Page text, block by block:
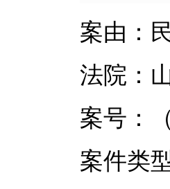
案由：
法院：
案号：
案件类